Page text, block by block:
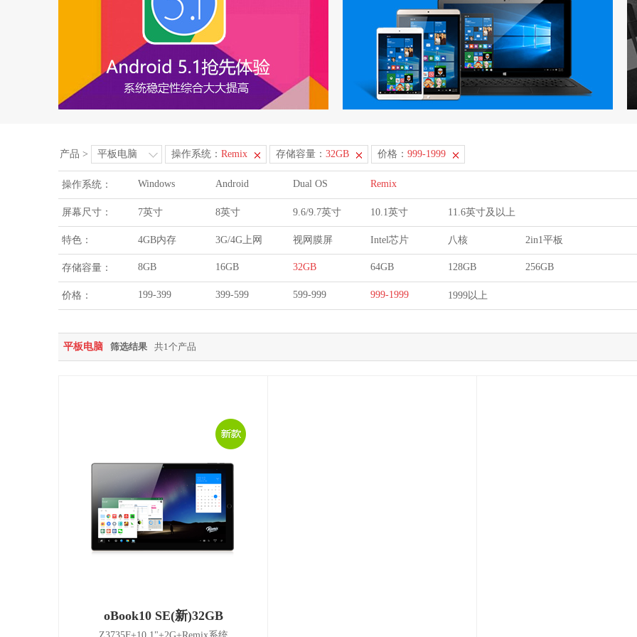
产品 > 平板电脑 操作系统： Remix 存储容量： 32GB 价格： 999-1999
操作系统： Windows Android Dual OS Remix
屏幕尺寸： 7英寸 8英寸 9.6/9.7英寸 10.1英寸 11.6英寸及以上
特色： 4GB内存 3G/4G上网 视网膜屏 Intel芯片 八核 2in1平板
存储容量： 8GB 16GB 32GB 64GB 128GB 256GB
价格： 199-399 399-599 599-999 999-1999 1999以上
平板电脑 筛选结果 共1个产品
oBook10 SE(新)32GB